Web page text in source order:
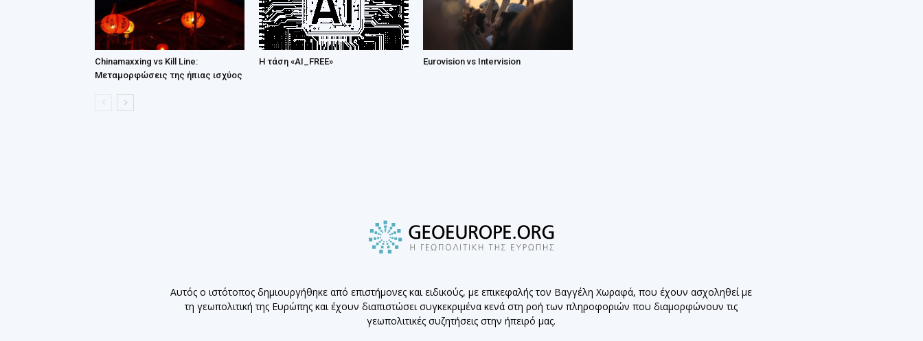
Chinamaxxing vs Kill Line:
Μεταμορφώσεις της ήπιας ισχύος
Η τάση «AI_FREE» Eurovision vs Intervision
Αυτός ο ιστότοπος δημιουργήθηκε από επιστήμονες και ειδικούς, με επικεφαλής τον Βαγγέλη Χωραφά, που έχουν ασχοληθεί με
τη γεωπολιτική της Ευρώπης και έχουν διαπιστώσει συγκεκριμένα κενά στη ροή των πληροφοριών που διαμορφώνουν τις
γεωπολιτικές συζητήσεις στην ήπειρό μας.